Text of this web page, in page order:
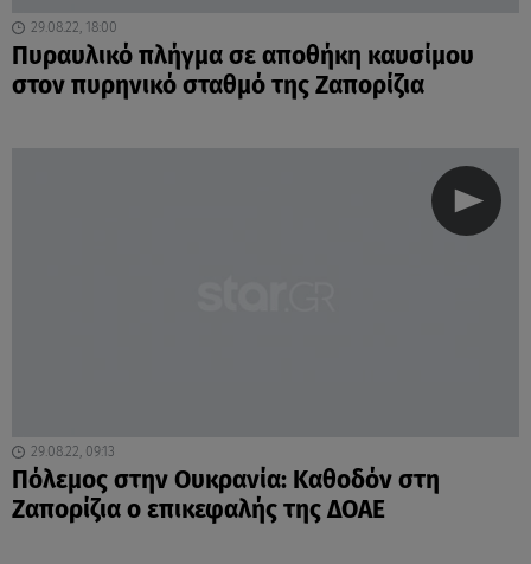
29.08.22, 18:00
Πυραυλικό πλήγμα σε αποθήκη καυσίμου
στον πυρηνικό σταθμό της Ζαπορίζια
29.08.22, 09:13
Πόλεμος στην Ουκρανία: Καθοδόν στη
Ζαπορίζια ο επικεφαλής της ΔΟΑΕ